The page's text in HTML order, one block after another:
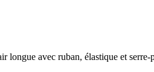
avec ruban, élastique et